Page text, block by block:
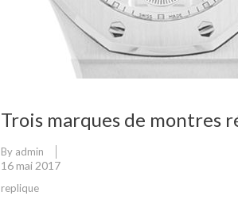
Trois marques de montres
By admin
16 mai 2017
replique